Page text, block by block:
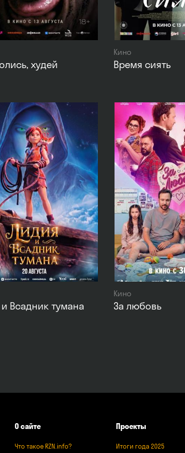
худей
Кино
Время сиять
Всадник тумана
Кино
За любовь
О сайте
Что такое RZN.info?
Проекты
Итоги года 2025